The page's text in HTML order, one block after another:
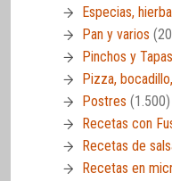
Especias,
Pan y varios
Pinchos y Tapas
Pizza,
Postres (1.500)
Recetas con
Recetas de
Recetas en